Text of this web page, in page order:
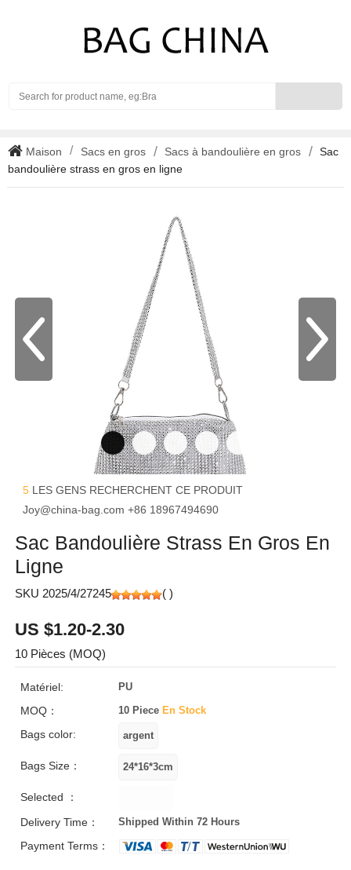
Maison Sacs en gros Sacs à bandoulière en gros
Sac
bandoulière strass en gros en ligne
5 LES GENS RECHERCHENT CE PRODUIT
Joy@china-bag.com +86 18967494690
Sac Bandoulière Strass En Gros En
Ligne
SKU 2025/4/27245 ( )
US $1.20-2.30
10 Pièces (MOQ)
Matériel: PU
MOQ： 10 Piece En Stock
Bags color:
Bags Size：
Selected ：
Delivery Time：
Shipped Within 72 Hours
Payment Terms：